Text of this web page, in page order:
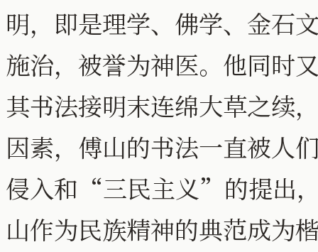
明，即是理学、佛学、金石
施治，被誉为神医。他同时
其书法接明末连绵大草之续
因素，傅山的书法一直被人
侵入和“三民主义”的提出
山作为民族精神的典范成为